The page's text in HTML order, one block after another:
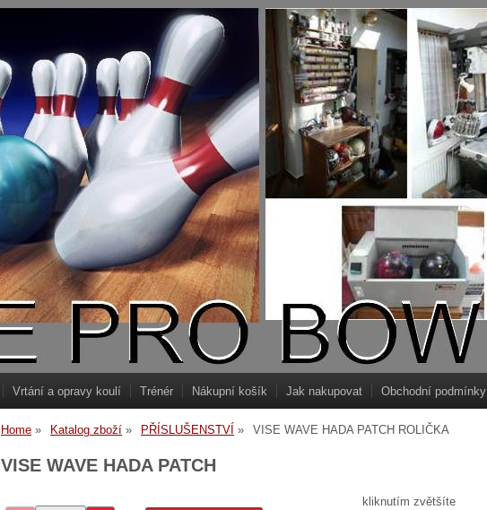
Vrtání a opravy koulí Trénér Nákupní košík Jak nakupovat Obchodní podmínky
Home Katalog zboží PŘÍSLUŠENSTVÍ VISE WAVE HADA PATCH ROLIČKA
VISE WAVE HADA PATCH
kliknutím zvětšíte